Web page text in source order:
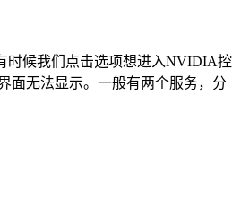
时候我们点击选项想进入NVIDIA控
面无法显示。一般有两个服务，分